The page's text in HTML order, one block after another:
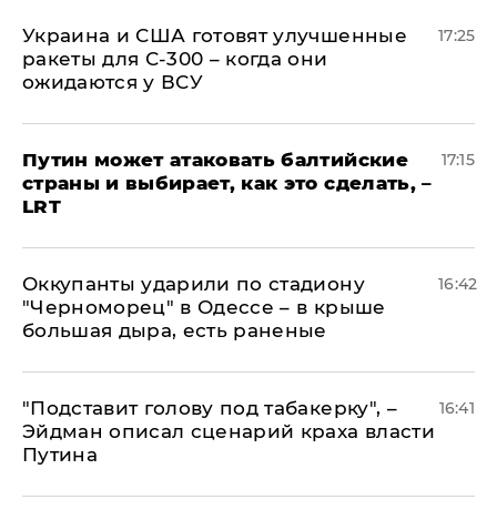
Украина и США готовят улучшенные
ракеты для С-300 – когда они
ожидаются у ВСУ
17:25
Путин может атаковать балтийские
страны и выбирает, как это сделать, –
LRT
17:15
Оккупанты ударили по стадиону
"Черноморец" в Одессе – в крыше
большая дыра, есть раненые
16:42
​"Подставит голову под табакерку", –
Эйдман описал сценарий краха власти
Путина
16:41